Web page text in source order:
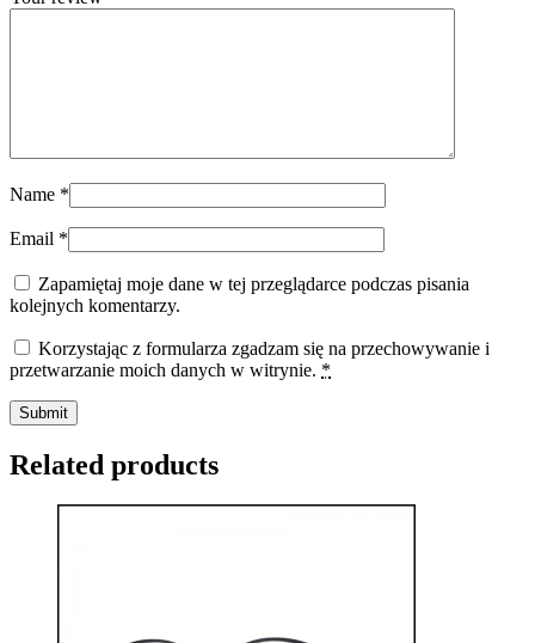
Name *
Email *
Zapamiętaj moje dane w tej przeglądarce podczas pisania
kolejnych komentarzy.
Korzystając z formularza zgadzam się na przechowywanie i
przetwarzanie moich danych w witrynie. *
Related products